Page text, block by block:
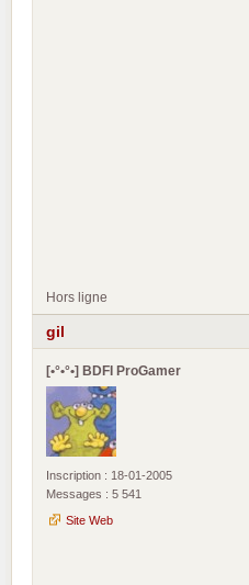
Hors ligne
gil
[•°•°•] BDFI ProGamer
Inscription : 18-01-2005
Messages : 5 541
Site Web